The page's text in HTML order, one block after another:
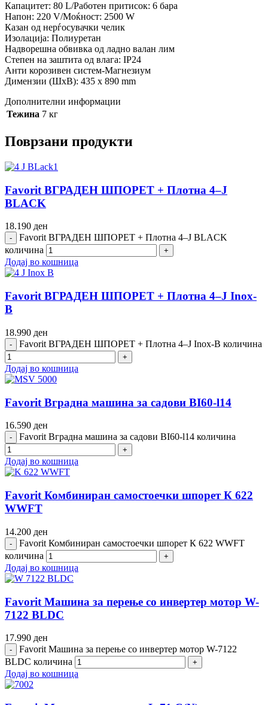
Капацитет: 80 L/Работен притисок: 6 бара
Напон: 220 V/Моќност: 2500 W
Казан од нерѓосувачки челик
Изолација: Полиуретан
Надворешна обвивка од ладно валан лим
Степен на заштита од влага: IP24
Анти корозивен систем-Магнезиум
Димензии (ШхВ): 435 х 890 mm
Дополнителни информации
Тежина 7 кг
Поврзани продукти
Favorit ВГРАДЕН ШПОРЕТ + Плотна 4–J
BLACK
18.190 ден
Favorit ВГРАДЕН ШПОРЕТ + Плотна 4–J BLACK
количина
Додај во кошница
Favorit ВГРАДЕН ШПОРЕТ + Плотна 4–J Inox-
B
18.990 ден
Favorit ВГРАДЕН ШПОРЕТ + Плотна 4–J Inox-B количина
Додај во кошница
Favorit Вградна машина за садови BI60-l14
16.590 ден
Favorit Вградна машина за садови BI60-l14 количина
Додај во кошница
Favorit Комбиниран самостоечки шпорет К 622
WWFT
14.200 ден
Favorit Комбиниран самостоечки шпорет К 622 WWFT
количина
Додај во кошница
Favorit Машина за перење со инвертер мотор W-
7122 BLDC
17.990 ден
Favorit Машина за перење со инвертер мотор W-7122
BLDC количина
Додај во кошница